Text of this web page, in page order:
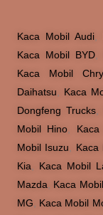
Kaca Mobil Audi,
Kaca Mobil BYD,
Kaca Mobil
Daihatsu, Kaca
Dongfeng Trucks,
Mobil Hino,
Mobil Isuzu, Kaca
Kia, Kaca Mobil
Mazda, Kaca
MG, Kaca Mobil